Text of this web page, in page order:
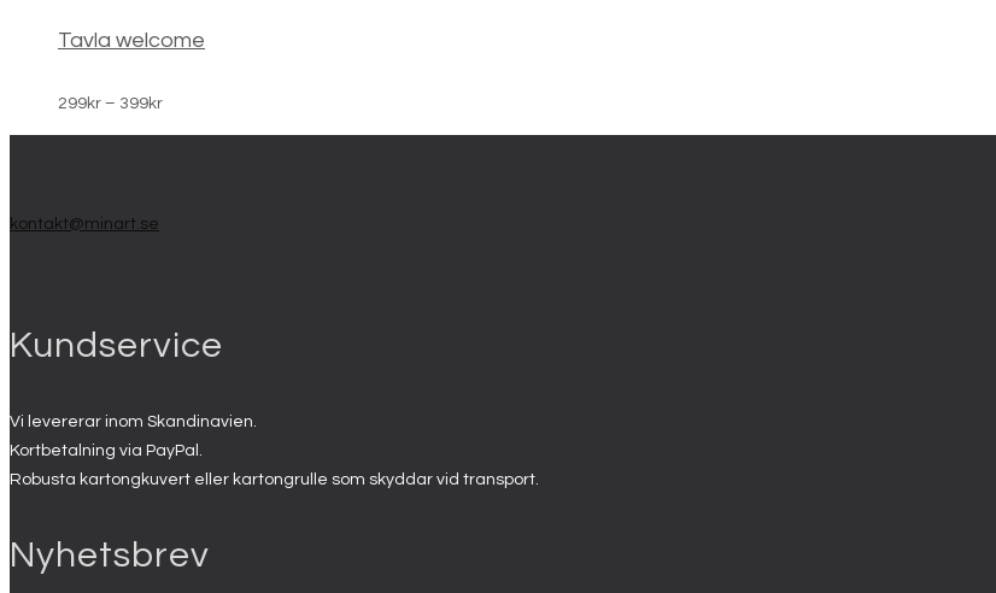
299kr
Tavla welcome
299kr – 399krPrisintervall:
299kr
kontakt@minart.se
Kundservice
Vi levererar inom Skandinavien.
Kortbetalning via PayPal.
Robusta kartongkuvert eller kartongrulle som skyddar vid transport.
Nyhetsbrev